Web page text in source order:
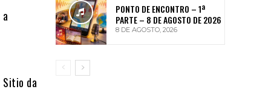
Sitio da
PONTO DE ENCONTRO – 1ª
PARTE – 8 DE AGOSTO DE 2026
8 DE AGOSTO, 2026